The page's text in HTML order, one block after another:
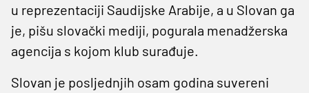
u reprezentaciji Saudijske Arabije, a u Slovan ga
je, pišu slovački mediji, pogurala menadžerska
agencija s kojom klub surađuje.
Slovan je posljednjih osam godina suvereni